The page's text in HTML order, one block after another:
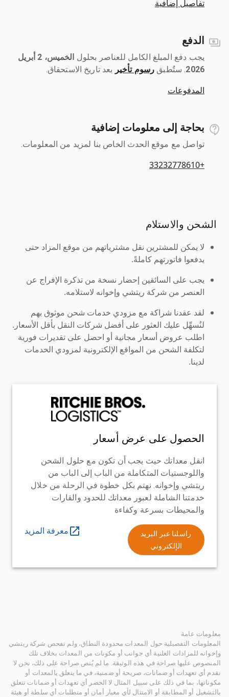
تفاصيل إضافية
الدفع
يجب دفع المبلغ الكامل للعناصر بحلول ‎
الخميس، 2 أبريل
2026
رسوم تأخير بعد تاريخ الاستحقاق.
المدفوعات
بحاجة إلى معلومات إضافية
تواصل مع موقع الحدث الخاص بنا لمزيد من المعلومات.
+33232778610
الشحن والاستلام
لا يمكن للمشترين نقل مشترياتهم من موقع المزاد حتى
يدفعوا فاتورتهم كاملةً.
يجب على السائقين إحضار نسخة من تذكرة الإفراج عن
العنصر من شركة ريتشي وإخوانه لاستلامه.
لقد عقدنا شراكة مع مزودي خدمات شحن موثوق بهم
لنُسهِّل عليك العثور على أفضل شركات النقل بأقل الأسعار.
اطلب عروض أسعار مجانية أو احصل على تقديرات فورية
لتكلفة الشحن من المواقع الإلكترونية لمزودي الخدمات
لدينا.
الحصول على عرض أسعار
انقل معداتك حيث يجب أن تكون مع حلول الشحن
واللوجستيات المتكاملة من الباب إلى الباب من
ريتشي وإخوانه. نهتم بكل خطوة في الرحلة من خلال
خدمتنا الشاملة لعبور معداتك للحدود والقارات
والمحيطات بسرعة وكفاءة
راسلنا عبر البريد
الإلكتروني
معرفة المزيد
معلومات عامة
المعلومات التفصيلية حول المعدات محدودة النطاق، ولم تفحص شركة ريتشي
وإخوانه للمزادات العلنية أي جوانب أو مكونات من المعدات بخلاف تلك
المنصوص عليها صراحة في هذه الوثيقة. ما لم يُنص صراحة على ذلك، نحن لا
نقدم أي تعهدات أو ضمانات، صريحة أو ضمنية، في ما يتعلق بالمعدات أو
مكوناتها، بما في ذلك على سبيل المثال لا الحصر أي تعهدات أو ضمانات تتعلق
بالتشغيل أو المطابقة أو الامتثال لأي معيار أمان أو متطلبات أي سلطة أو هيئة